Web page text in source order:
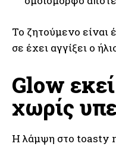
Το ζητούμενο
σε έχει αγγίξει ο
Glow
χωρίς
Η λάμψη στο toasty